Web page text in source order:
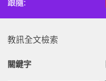
跟隨:
教訊全文檢索
關鍵字